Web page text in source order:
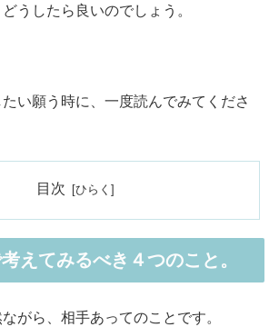
うしたら良いのでしょう。
い願う時に、一度読んでみてくださ
目次
えてみるべき４つのこと。
がら、相手あってのことです。